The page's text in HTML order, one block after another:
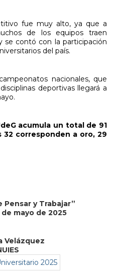
fue muy alto, ya que a
de los equipos traen
se contó con la participación
del país.
nacionales, que
deportivas llegará a
acumula un total de 91
32 corresponden a oro, 29
Pensar y Trabajar”
de mayo de 2025
Velázquez
2025